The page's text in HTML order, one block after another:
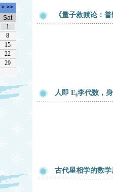
《量子救赎论：
人即 E₈李代数，
古代星相学的数